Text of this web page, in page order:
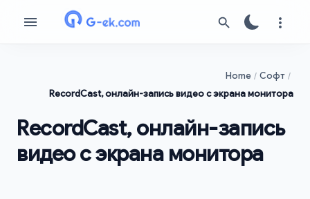
Home
Софт
RecordCast, онлайн-запись видео с экрана монитора
RecordCast, онлайн-запись
видео с экрана монитора